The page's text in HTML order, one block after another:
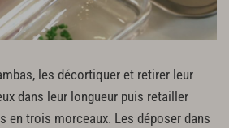
les décortiquer et retirer leur
dans leur longueur puis retailler
en trois morceaux. Les déposer dans